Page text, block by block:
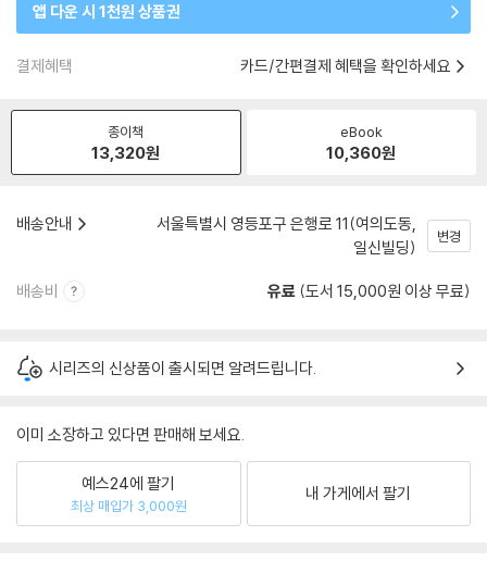
앱 다운 시 1천원 상품권
결제혜택 카드/간편결제 혜택을 확인하세요
종이책
13,320원
eBook
10,360원
배송안내
서울특별시 영등포구 은행로 11(여의도동,
일신빌딩)
변경
배송비 유료 (도서 15,000원 이상 무료)
시리즈의 신상품이 출시되면 알려드립니다.
이미 소장하고 있다면 판매해 보세요.
예스24에 팔기
최상 매입가 3,000원
내 가게에서 팔기